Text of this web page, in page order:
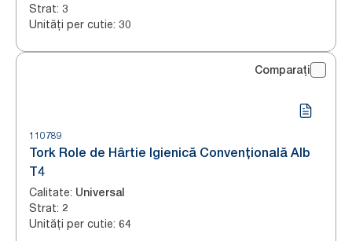
Strat: 3
Unități per cutie: 30
Comparați
110789
Tork Role de Hârtie Igienică Convențională Alb
T4
Calitate: Universal
Strat: 2
Unități per cutie: 64